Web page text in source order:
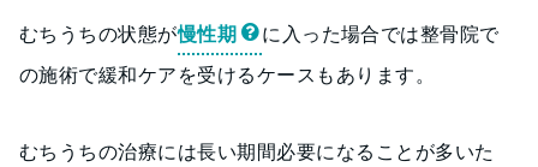
むちうちの状態が慢性期
に入った場合では整骨院で
の施術で緩和ケアを受けるケースもあります。
むちうちの治療には長い期間必要になることが多いた